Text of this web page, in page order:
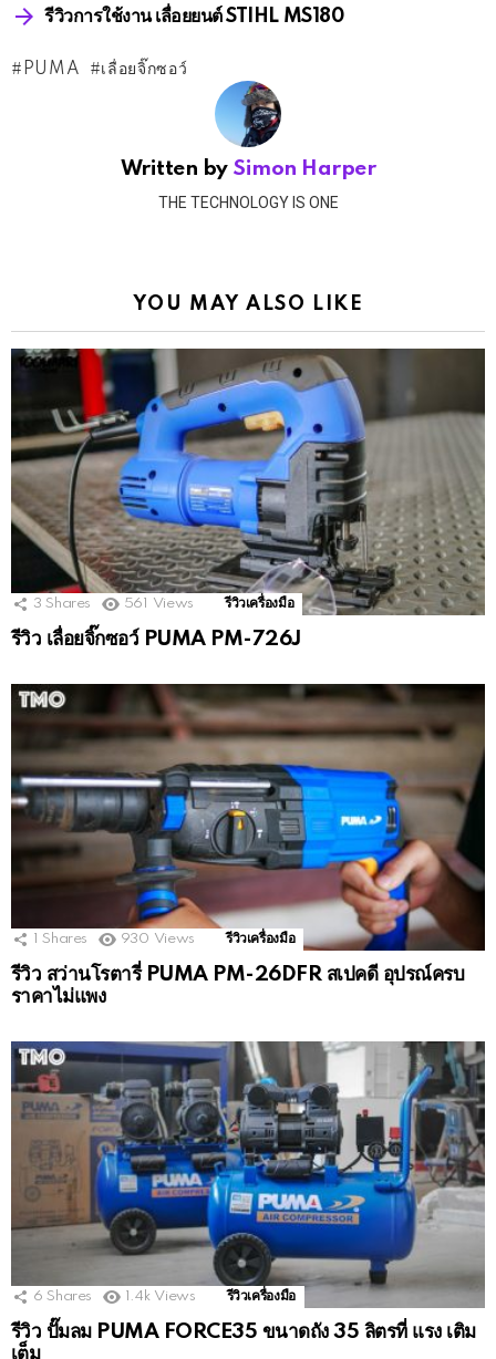
รีวิวการใช้งาน เลื่อยยนต์ STIHL MS180
PUMA เลื่อยจิ๊กซอว์
Written by Simon Harper
THE TECHNOLOGY IS ONE
YOU MAY ALSO LIKE
3 Shares 561 Views รีวิวเครื่องมือ
รีวิว เลื่อยจิ๊กซอว์ PUMA PM-726J
Shares 930 Views รีวิวเครื่องมือ
รีวิว สว่านโรตารี่ PUMA PM-26DFR สเปคดี อุปรณ์ครบ
ราคาไม่แพง
6 Shares 1.4k Views รีวิวเครื่องมือ
รีวิว ปั๊มลม PUMA FORCE35 ขนาดถัง 35 ลิตรที่ แรง เติม
เต็ม